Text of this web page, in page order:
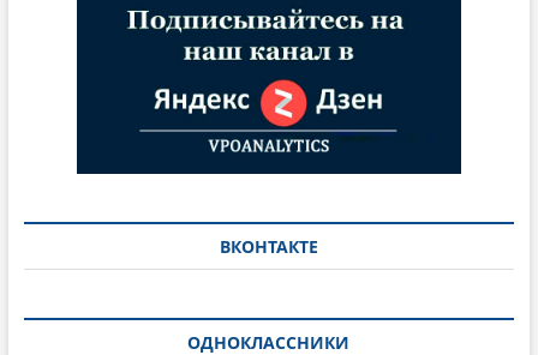
ВКОНТАКТЕ
ОДНОКЛАССНИКИ